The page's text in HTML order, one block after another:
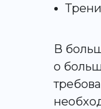
В
о